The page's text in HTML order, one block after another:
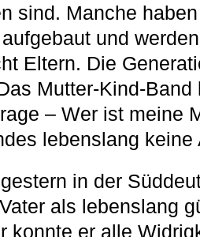
sind. Manche
und
Eltern. Die
Mutter-Kind-
– Wer ist meine
lebenslang keine
in der
als lebenslang
konnte er alle